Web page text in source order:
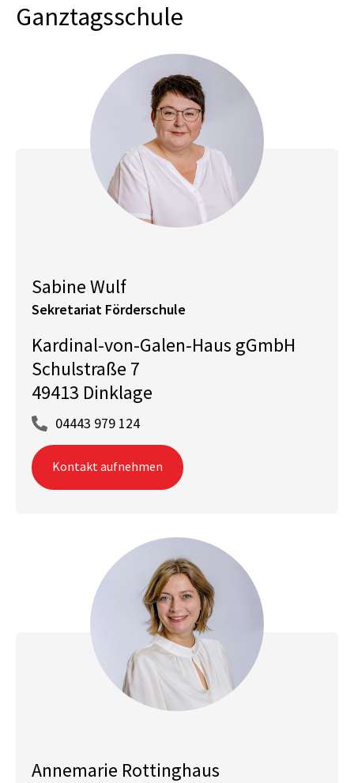
Ganztagsschule
Sabine Wulf
Sekretariat Förderschule
Kardinal-von-Galen-Haus gGmbH
Schulstraße 7
49413 Dinklage
04443 979 124
Kontakt aufnehmen
Annemarie Rottinghaus